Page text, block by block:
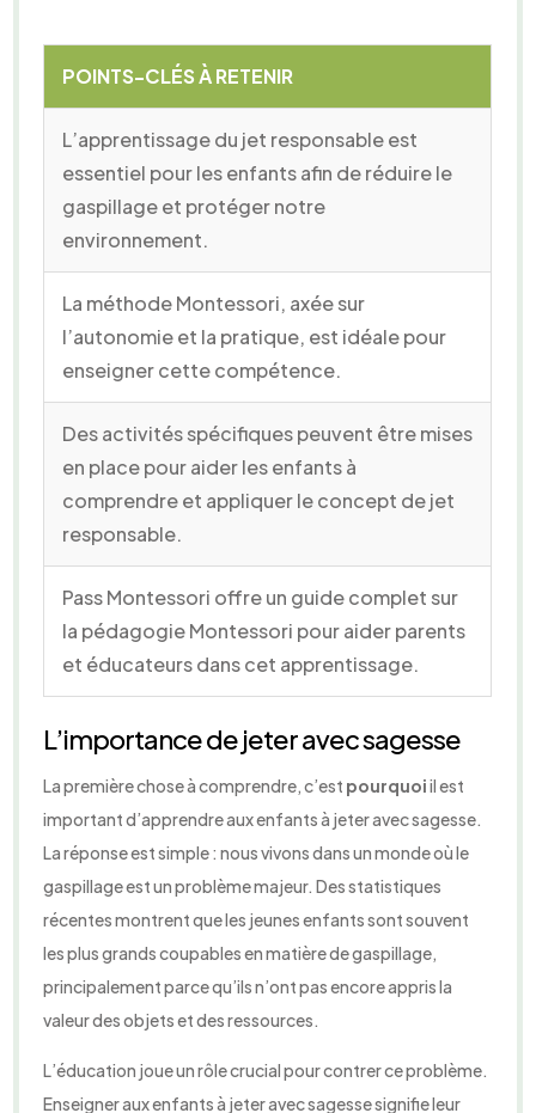
POINTS-CLÉS À RETENIR
L’apprentissage du jet responsable est
essentiel pour les enfants afin de réduire le
gaspillage et protéger notre
environnement.
La méthode Montessori, axée sur
l’autonomie et la pratique, est idéale pour
enseigner cette compétence.
Des activités spécifiques peuvent être mises
en place pour aider les enfants à
comprendre et appliquer le concept de jet
responsable.
Pass Montessori offre un guide complet sur
la pédagogie Montessori pour aider parents
et éducateurs dans cet apprentissage.
L’importance de jeter avec sagesse
La première chose à comprendre, c’est pourquoiil est
important d’apprendre aux enfants à jeter avec sagesse.
La réponse est simple : nous vivons dans un monde où le
gaspillage est un problème majeur. Des statistiques
récentes montrent que les jeunes enfants sont souvent
les plus grands coupables en matière de gaspillage,
principalement parce qu’ils n’ont pas encore appris la
valeur des objets et des ressources.
L’éducation joue un rôle crucial pour contrer ce problème.
Enseigner aux enfants à jeter avec sagesse signifie leur